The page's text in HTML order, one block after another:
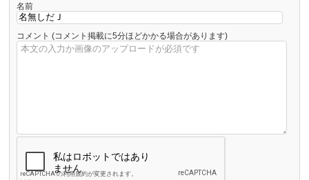
名前
コメント (コメント掲載に5分ほどかかる場合があります)